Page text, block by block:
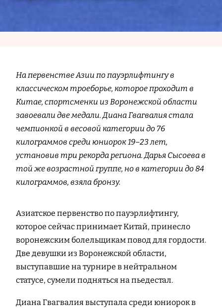
На первенстве Азии по пауэрлифтингу в
классическом троеборье, которое проходит в
Китае, спортсменки из Воронежской области
завоевали две медали. Диана Гвагвалия стала
чемпионкой в весовой категории до 76
килограммов среди юниорок 19–23 лет,
установив три рекорда региона. Дарья Сысоева в
той же возрастной группе, но в категории до 84
килограммов, взяла бронзу.
Азиатское первенство по пауэрлифтингу,
которое сейчас принимает Китай, принесло
воронежским болельщикам повод для гордости.
Две девушки из Воронежской области,
выступавшие на турнире в нейтральном
статусе, сумели подняться на пьедестал.
Диана Гвагвалия выступала среди юниорок в